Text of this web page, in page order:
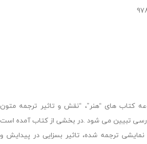
کتاب های “هنر”، “نقش و تاثیر ترجمه متون
بررسی تبیین می شود .در بخشی از کتاب آمده است
ترجمه شده، تاثیر بسزایی در پیدایش و